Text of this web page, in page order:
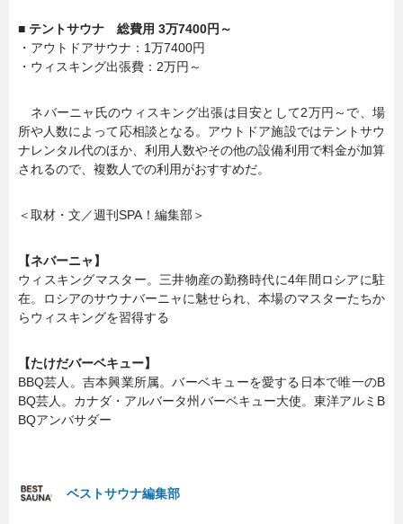
■ テントサウナ 総費用 3万7400円～
・アウトドアサウナ：1万7400円
・ウィスキング出張費：2万円～
ネバーニャ氏のウィスキング出張は目安として2万円～で、場
所や人数によって応相談となる。アウトドア施設ではテントサウ
ナレンタル代のほか、利用人数やその他の設備利用で料金が加算
されるので、複数人での利用がおすすめだ。
＜取材・文／週刊SPA！編集部＞
【ネバーニャ】
ウィスキングマスター。三井物産の勤務時代に4年間ロシアに駐
在。ロシアのサウナバーニャに魅せられ、本場のマスターたちか
らウィスキングを習得する
【たけだバーベキュー】
BBQ芸人。吉本興業所属。バーベキューを愛する日本で唯一のB
BQ芸人。カナダ・アルバータ州バーベキュー大使。東洋アルミB
BQアンバサダー
ベストサウナ編集部